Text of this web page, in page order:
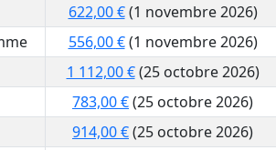
622,00 €(1 novembre 2026)
556,00 €(1 novembre 2026)
1 112,00 €(25 octobre 2026)
783,00 €(25 octobre 2026)
914,00 €(25 octobre 2026)